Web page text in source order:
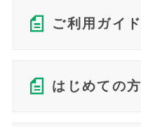
ご利用ガイド
はじめての方